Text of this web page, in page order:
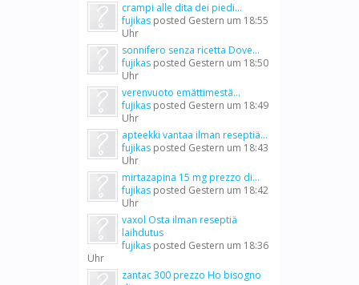
crampi alle dita dei piedi...
fujikas posted Gestern um 18:55
Uhr
sonnifero senza ricetta Dove...
fujikas posted Gestern um 18:50
Uhr
verenvuoto emättimestä...
fujikas posted Gestern um 18:49
Uhr
apteekki vantaa ilman reseptiä...
fujikas posted Gestern um 18:43
Uhr
mirtazapina 15 mg prezzo di...
fujikas posted Gestern um 18:42
Uhr
vaxol Osta ilman reseptiä
laihdutus
fujikas posted Gestern um 18:36
Uhr
zantac 300 prezzo Ho bisogno